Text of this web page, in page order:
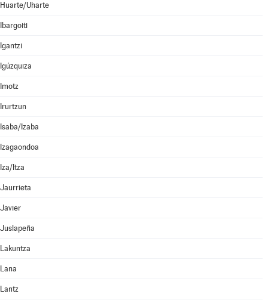
Huarte/Uharte
Ibargoiti
Igantzi
Igúzquiza
Imotz
Irurtzun
Isaba/Izaba
Izagaondoa
Iza/Itza
Jaurrieta
Javier
Juslapeña
Lakuntza
Lana
Lantz